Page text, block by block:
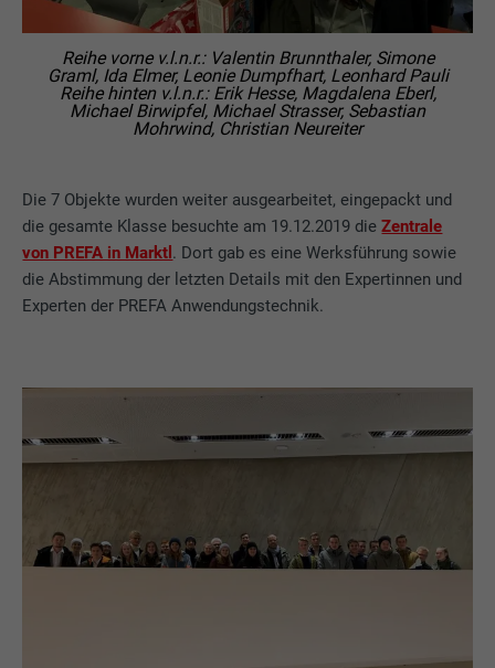
Die 7 Objekte wurden weiter ausgearbeitet, eingepackt und
die gesamte Klasse besuchte am 19.12.2019 dieZentrale
von PREFA in Marktl . Dort gab es eine Werksführung sowie
die Abstimmung der letzten Details mit den Expertinnen und
Experten der PREFA Anwendungstechnik.
Reihe vorne v.l.n.r.: Valentin Brunnthaler, Simone
Graml, Ida Elmer, Leonie Dumpfhart, Leonhard Pauli
Reihe hinten v.l.n.r.: Erik Hesse, Magdalena Eberl,
Michael Birwipfel, Michael Strasser, Sebastian
Mohrwind, Christian Neureiter